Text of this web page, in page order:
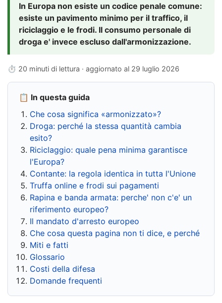
In Europa non esiste un codice penale comune:
esiste un pavimento minimo per il traffico, il
riciclaggio e le frodi. Il consumo personale di
droga e' invece escluso dall'armonizzazione.
⏱ 20 minuti di lettura · aggiornato al 29 luglio 2026
📋 In questa guida
Che cosa significa «armonizzato»?
Droga: perché la stessa quantità cambia
esito?
Riciclaggio: quale pena minima garantisce
l'Europa?
Contante: la regola identica in tutta l'Unione
Truffa online e frodi sui pagamenti
Rapina e banda armata: perche' non c'e' un
riferimento europeo?
Il mandato d'arresto europeo
Che cosa questa pagina non ti dice, e perché
Miti e fatti
Glossario
Costi della difesa
Domande frequenti